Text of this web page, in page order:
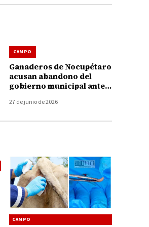
CAMPO
Ganaderos de Nocupétaro
acusan abandono del
gobierno municipal ante
barrenador
27 de junio de 2026
CAMPO